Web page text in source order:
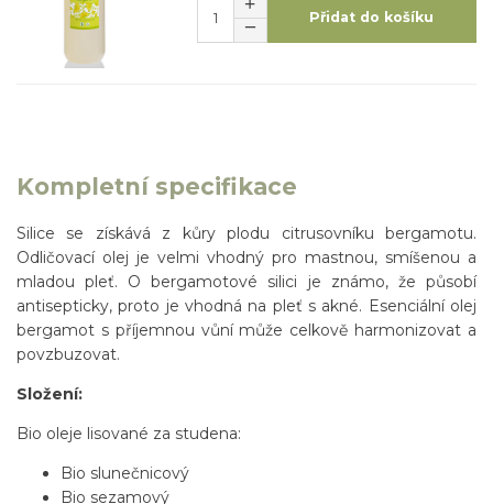
Přidat do košíku
Kompletní specifikace
Silice se získává z kůry plodu citrusovníku bergamotu.
Odličovací olej je velmi vhodný pro mastnou, smíšenou a
mladou pleť. O bergamotové silici je známo, že působí
antisepticky, proto je vhodná na pleť s akné. Esenciální olej
bergamot s příjemnou vůní může celkově harmonizovat a
povzbuzovat.
Složení:
Bio oleje lisované za studena:
Bio slunečnicový
Bio sezamový